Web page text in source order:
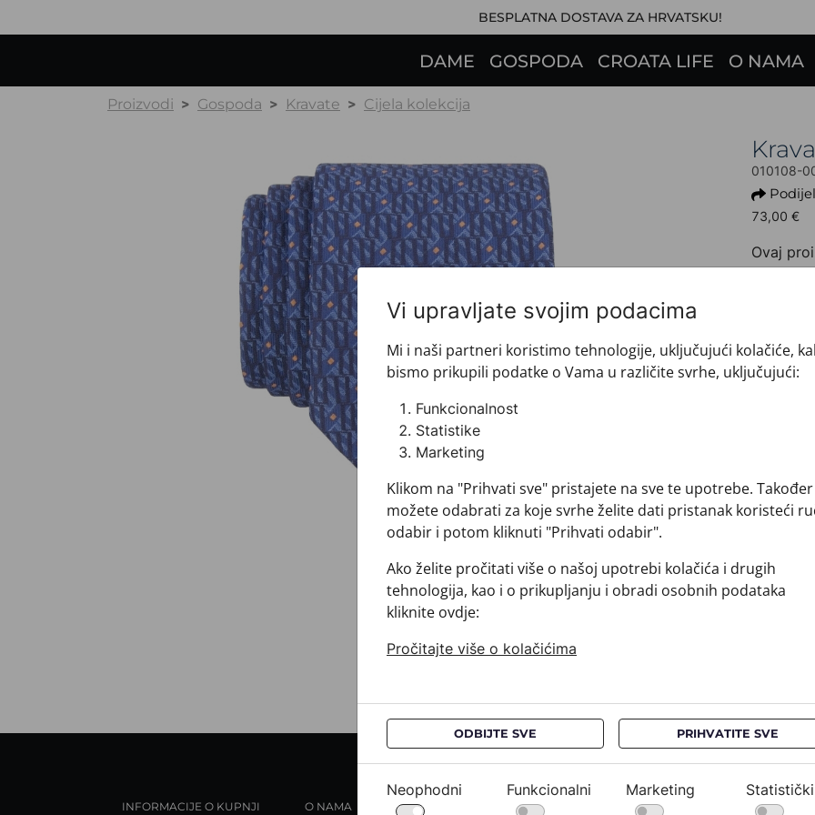
BESPLATNA DOSTAVA ZA HRVATSKU!
DAME GOSPODA CROATA LIFE O NAMA
Proizvodi Gospoda Kravate Cijela kolekcija
010108-
73,00 €
Ovaj
+ INFO
Motiv:
Boja:
Brand:
+
+
+
INFORMACIJE O KUPNJI O NAMA
PRAVNE OBAVIJESTI
NEWSLETTER
Vi upravljate svojim podacima
Mi i naši partneri koristimo tehnologije, uključujući kolačiće,
bismo prikupili podatke o Vama u različite svrhe, uključujući:
Funkcionalnost
Statistike
Marketing
Klikom na "Prihvati sve" pristajete na sve te upotrebe. Također
možete odabrati za koje svrhe želite dati pristanak koristeći
odabir i potom kliknuti "Prihvati odabir".
Ako želite pročitati više o našoj upotrebi kolačića i drugih
tehnologija, kao i o prikupljanju i obradi osobnih podataka
kliknite ovdje:
Pročitajte više o kolačićima
ODBIJTE SVE PRIHVATITE SVE
Neophodni Funkcionalni Marketing Statistički